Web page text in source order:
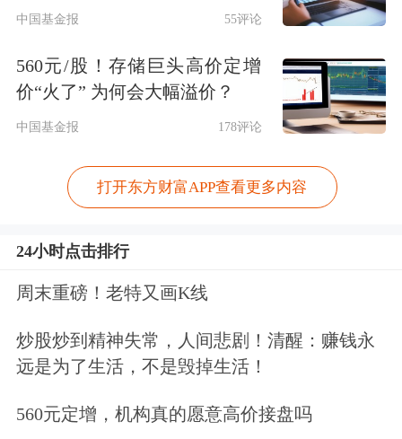
中国基金报 55评论
560元/股！存储巨头高价定增
价“火了” 为何会大幅溢价？
中国基金报 178评论
打开东方财富APP查看更多内容
24小时点击排行
周末重磅！老特又画K线
炒股炒到精神失常，人间悲剧！清醒：赚钱永
远是为了生活，不是毁掉生活！
560元定增，机构真的愿意高价接盘吗